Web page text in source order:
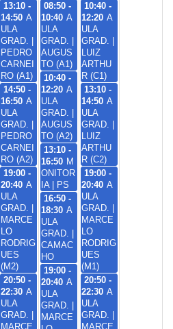
19:00 -
20:40 A
ULA
GRAD. |
MARCE
LO
RODRIG
UES
(M1)
20:50 -
22:30 A
ULA
GRAD. |
MARCE
20:50 -
22:30 A
ULA
GRAD. |
MARCE
19:00 -
20:40 A
ULA
GRAD. |
MARCE
LO
RODRIG
UES
(M2)
19:00 -
20:40 A
ULA
GRAD. |
MARCE
16:50 -
18:30 A
ULA
GRAD. |
CAMAC
HO
13:10 -
14:50 A
ULA
GRAD. |
PEDRO
CARNEI
RO (A1)
14:50 -
16:50 A
ULA
GRAD. |
PEDRO
CARNEI
RO (A2)
08:50 -
10:40 A
ULA
GRAD. |
AUGUS
TO (A1)
10:40 -
12:20 A
ULA
GRAD. |
AUGUS
TO (A2)
10:40 -
12:20 A
ULA
GRAD. |
LUIZ
ARTHU
R (C1)
13:10 -
14:50 A
ULA
GRAD. |
LUIZ
ARTHU
R (C2)
13:10 -
16:50 M
ONITOR
IA | PS